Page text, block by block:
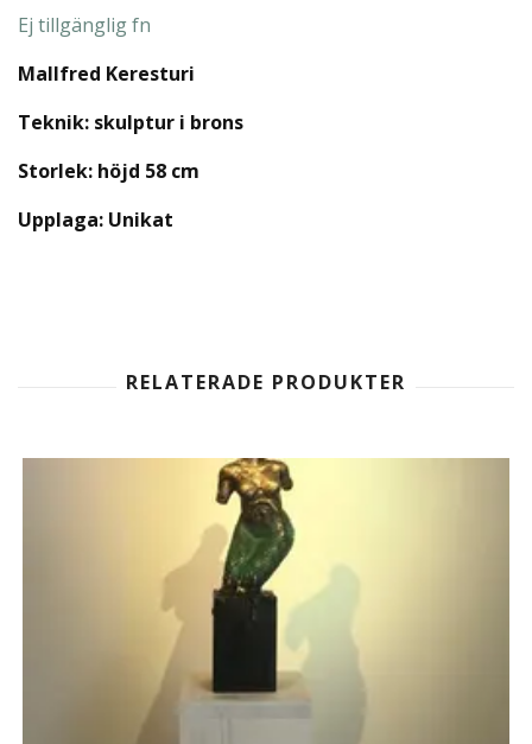
Ej tillgänglig fn
Mallfred Keresturi
Teknik: skulptur i brons
Storlek: höjd 58 cm
Upplaga: Unikat